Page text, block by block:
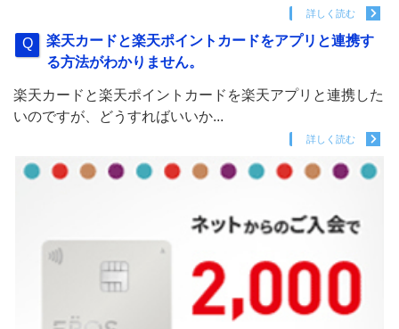
詳しく読む
楽天カードと楽天ポイントカードをアプリと連携す
る方法がわかりません。
楽天カードと楽天ポイントカードを楽天アプリと連携した
いのですが、どうすればいいか...
詳しく読む